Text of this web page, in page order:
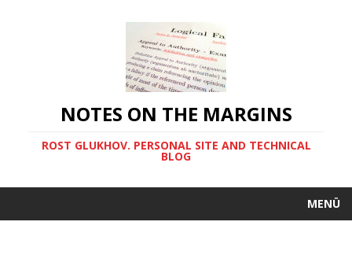
NOTES ON THE MARGINS
ROST GLUKHOV. PERSONAL SITE AND TECHNICAL
BLOG
MENÜ